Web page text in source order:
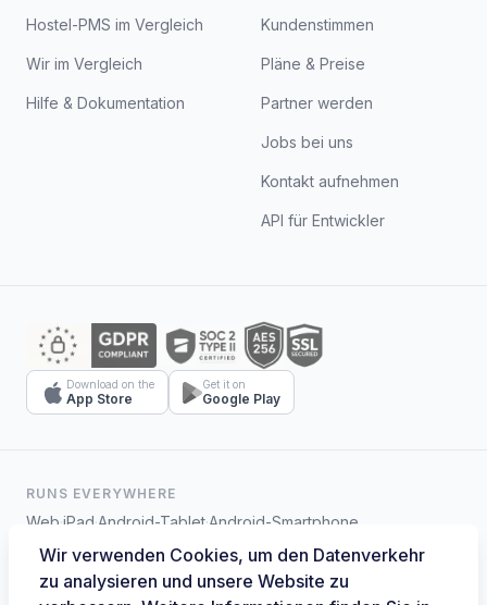
Hostel-PMS im Vergleich
Wir im Vergleich
Hilfe & Dokumentation
Kundenstimmen
Pläne & Preise
Partner werden
Jobs bei uns
Kontakt aufnehmen
API für Entwickler
Download on the
App Store
Get it on
Google Play
RUNS EVERYWHERE
Web·iPad·Android-Tablet·Android-Smartphone
Wir verwenden Cookies, um den Datenverkehr
zu analysieren und unsere Website zu